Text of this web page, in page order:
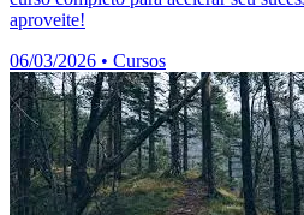
aproveite!
06/03/2026 • Cursos